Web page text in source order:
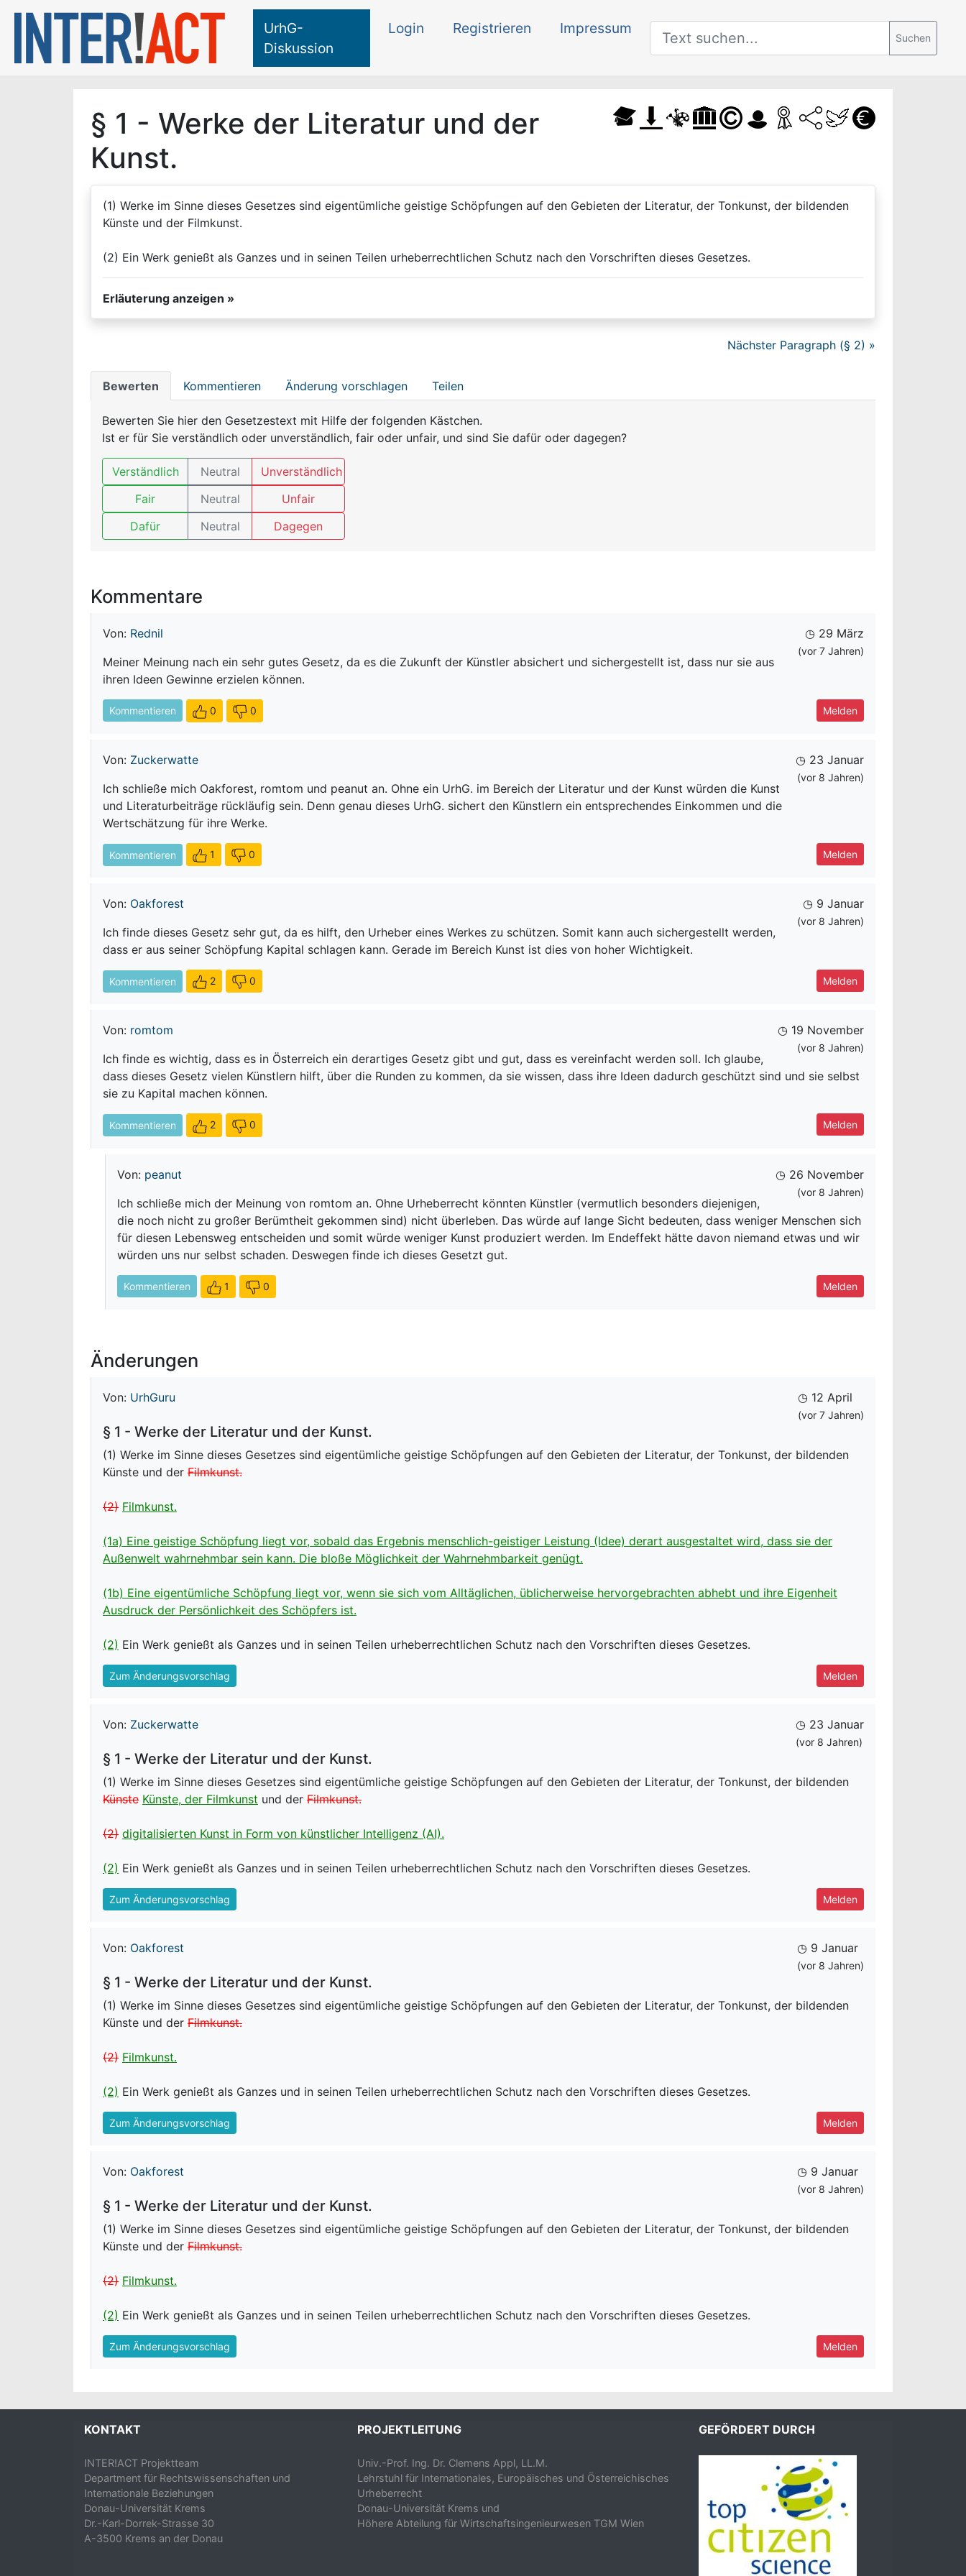
UrhG-
Diskussion
Login Registrieren Impressum
Suchen
§ 1 - Werke der Literatur und der
Kunst.
(1) Werke im Sinne dieses Gesetzes sind eigentümliche geistige Schöpfungen auf den Gebieten der Literatur, der Tonkunst, der bildenden
Künste und der Filmkunst.
(2) Ein Werk genießt als Ganzes und in seinen Teilen urheberrechtlichen Schutz nach den Vorschriften dieses Gesetzes.
Erläuterung anzeigen »
Nächster Paragraph (§ 2) »
Bewerten Kommentieren Änderung vorschlagen Teilen
Bewerten Sie hier den Gesetzestext mit Hilfe der folgenden Kästchen.
Ist er für Sie verständlich oder unverständlich, fair oder unfair, und sind Sie dafür oder dagegen?
Verständlich Neutral
Unverständlich
Fair
Neutral
Unfair
Dafür
Neutral Dagegen
Kommentare
Von: Rednil ◷ 29 März
(vor 7 Jahren)
Meiner Meinung nach ein sehr gutes Gesetz, da es die Zukunft der Künstler absichert und sichergestellt ist, dass nur sie aus
ihren Ideen Gewinne erzielen können.
Kommentieren Melden
0 0
Von: Zuckerwatte ◷ 23 Januar
(vor 8 Jahren)
Ich schließe mich Oakforest, romtom und peanut an. Ohne ein UrhG. im Bereich der Literatur und der Kunst würden die Kunst
und Literaturbeiträge rückläufig sein. Denn genau dieses UrhG. sichert den Künstlern ein entsprechendes Einkommen und die
Wertschätzung für ihre Werke.
Kommentieren Melden
1 0
Von: Oakforest ◷ 9 Januar
(vor 8 Jahren)
Ich finde dieses Gesetz sehr gut, da es hilft, den Urheber eines Werkes zu schützen. Somit kann auch sichergestellt werden,
dass er aus seiner Schöpfung Kapital schlagen kann. Gerade im Bereich Kunst ist dies von hoher Wichtigkeit.
Kommentieren Melden
2 0
Von: romtom ◷ 19 November
(vor 8 Jahren)
Ich finde es wichtig, dass es in Österreich ein derartiges Gesetz gibt und gut, dass es vereinfacht werden soll. Ich glaube,
dass dieses Gesetz vielen Künstlern hilft, über die Runden zu kommen, da sie wissen, dass ihre Ideen dadurch geschützt sind und sie selbst
sie zu Kapital machen können.
Kommentieren Melden
2 0
Von: peanut ◷ 26 November
(vor 8 Jahren)
Ich schließe mich der Meinung von romtom an. Ohne Urheberrecht könnten Künstler (vermutlich besonders diejenigen,
die noch nicht zu großer Berümtheit gekommen sind) nicht überleben. Das würde auf lange Sicht bedeuten, dass weniger Menschen sich
für diesen Lebensweg entscheiden und somit würde weniger Kunst produziert werden. Im Endeffekt hätte davon niemand etwas und wir
würden uns nur selbst schaden. Deswegen finde ich dieses Gesetzt gut.
Kommentieren Melden
1 0
Änderungen
Von: UrhGuru ◷ 12 April
(vor 7 Jahren)
§ 1 - Werke der Literatur und der Kunst.
(1) Werke im Sinne dieses Gesetzes sind eigentümliche geistige Schöpfungen auf den Gebieten der Literatur, der Tonkunst, der bildenden
Künste und der Filmkunst.
(2) Filmkunst.
(1a) Eine geistige Schöpfung liegt vor, sobald das Ergebnis menschlich-geistiger Leistung (Idee) derart ausgestaltet wird, dass sie der
Außenwelt wahrnehmbar sein kann. Die bloße Möglichkeit der Wahrnehmbarkeit genügt.
(1b) Eine eigentümliche Schöpfung liegt vor, wenn sie sich vom Alltäglichen, üblicherweise hervorgebrachten abhebt und ihre Eigenheit
Ausdruck der Persönlichkeit des Schöpfers ist.
(2) Ein Werk genießt als Ganzes und in seinen Teilen urheberrechtlichen Schutz nach den Vorschriften dieses Gesetzes.
Zum Änderungsvorschlag Melden
Von: Zuckerwatte ◷ 23 Januar
(vor 8 Jahren)
§ 1 - Werke der Literatur und der Kunst.
(1) Werke im Sinne dieses Gesetzes sind eigentümliche geistige Schöpfungen auf den Gebieten der Literatur, der Tonkunst, der bildenden
Künste Künste, der Filmkunst und der Filmkunst.
(2) digitalisierten Kunst in Form von künstlicher Intelligenz (AI).
(2) Ein Werk genießt als Ganzes und in seinen Teilen urheberrechtlichen Schutz nach den Vorschriften dieses Gesetzes.
Zum Änderungsvorschlag Melden
Von: Oakforest ◷ 9 Januar
(vor 8 Jahren)
§ 1 - Werke der Literatur und der Kunst.
(1) Werke im Sinne dieses Gesetzes sind eigentümliche geistige Schöpfungen auf den Gebieten der Literatur, der Tonkunst, der bildenden
Künste und der Filmkunst.
(2) Filmkunst.
(2) Ein Werk genießt als Ganzes und in seinen Teilen urheberrechtlichen Schutz nach den Vorschriften dieses Gesetzes.
Zum Änderungsvorschlag Melden
Von: Oakforest ◷ 9 Januar
(vor 8 Jahren)
§ 1 - Werke der Literatur und der Kunst.
(1) Werke im Sinne dieses Gesetzes sind eigentümliche geistige Schöpfungen auf den Gebieten der Literatur, der Tonkunst, der bildenden
Künste und der Filmkunst.
(2) Filmkunst.
(2) Ein Werk genießt als Ganzes und in seinen Teilen urheberrechtlichen Schutz nach den Vorschriften dieses Gesetzes.
Zum Änderungsvorschlag Melden
KONTAKT
INTER!ACT Projektteam
Department für Rechtswissenschaften und
Internationale Beziehungen
Donau-Universität Krems
Dr.-Karl-Dorrek-Strasse 30
A-3500 Krems an der Donau
PROJEKTLEITUNG
Univ.-Prof. Ing. Dr. Clemens Appl, LL.M.
Lehrstuhl für Internationales, Europäisches und Österreichisches
Urheberrecht
Donau-Universität Krems und
Höhere Abteilung für Wirtschaftsingenieurwesen TGM Wien
GEFÖRDERT DURCH